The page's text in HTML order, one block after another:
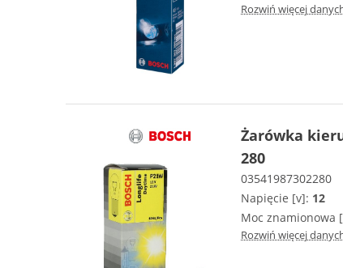
Rozwiń więcej
Żarówka
280
03541987302280
Napięcie [v]: 12
Moc znamionowa
Rozwiń więcej